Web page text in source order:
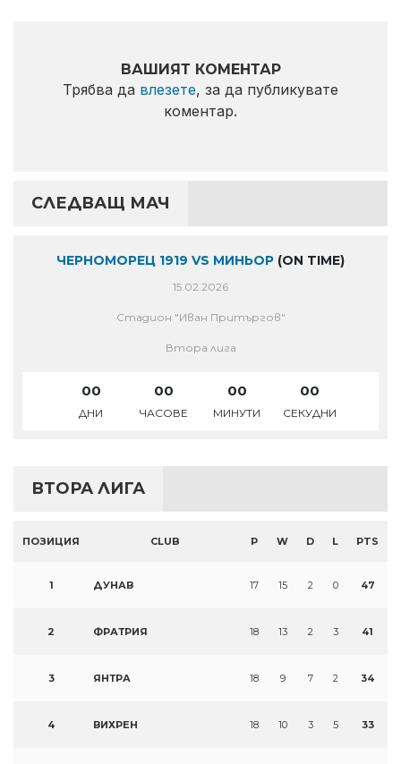
ВАШИЯТ КОМЕНТАР
Трябва да влезете, за да публикувате
коментар.
СЛЕДВАЩ МАЧ
ЧЕРНОМОРЕЦ 1919 VS МИНЬОР (ON TIME)
15.02.2026
Стадион "Иван Притъргов"
Втора лига
00
ДНИ
00
ЧАСОВЕ
00
МИНУТИ
00
СЕКУДНИ
ВТОРА ЛИГА
ПОЗИЦИЯ CLUB P W D L PTS
1 ДУНАВ 17 15 2 0 47
2 ФРАТРИЯ 18 13 2 3 41
3 ЯНТРА 18 9 7 2 34
4 ВИХРЕН 18 10 3 5 33